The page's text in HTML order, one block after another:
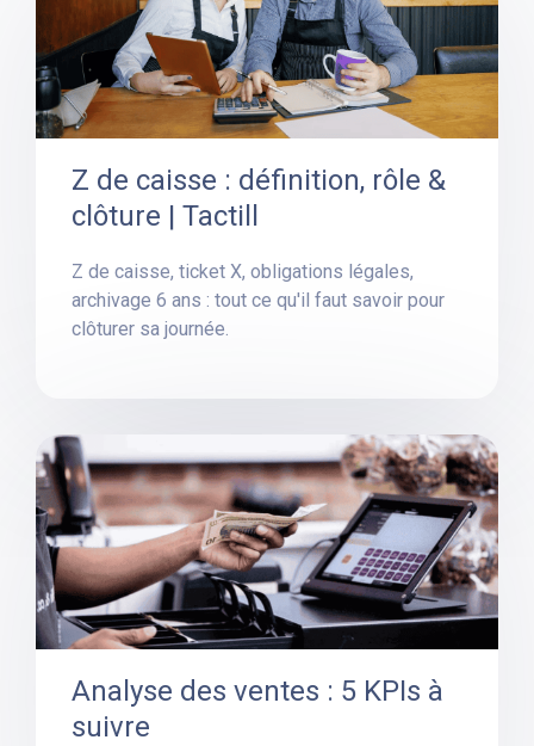
Z de caisse : définition, rôle &
clôture | Tactill
Z de caisse, ticket X, obligations légales,
archivage 6 ans : tout ce qu'il faut savoir pour
clôturer sa journée.
Analyse des ventes : 5 KPIs à
suivre